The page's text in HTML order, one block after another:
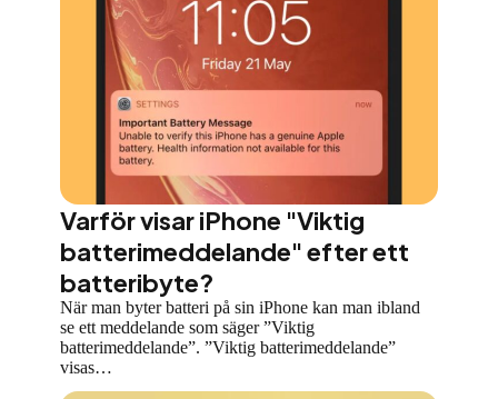
Varför visar iPhone "Viktig
batterimeddelande" efter ett
batteribyte?
När man byter batteri på sin iPhone kan man ibland
se ett meddelande som säger ”Viktig
batterimeddelande”. ”Viktig batterimeddelande”
visas…